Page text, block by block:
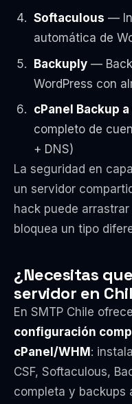
Softaculous —
automática de
Backuply—
WordPress con
cPanel Backup
completo de
+ DNS)
La seguridad en
un servidor
hack puede
bloquea un tipo
¿Necesitas
servidor en
En SMTP Chile
configuración
cPanel/WHM :
CSF, Softaculous,
completa y backups